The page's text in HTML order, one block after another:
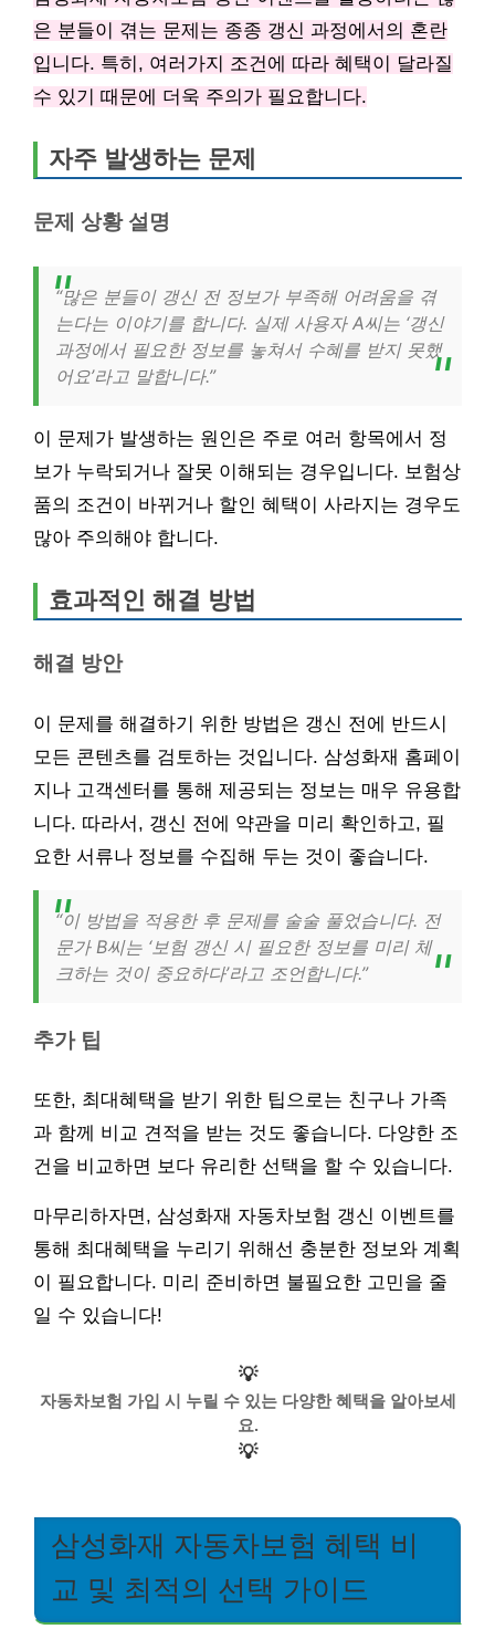
은 분들이 겪는 문제는 종종 갱신 과정에서의 혼란
입니다. 특히, 여러가지 조건에 따라 혜택이 달라질
수 있기 때문에 더욱 주의가 필요합니다.
자주 발생하는 문제
문제 상황 설명
“많은 분들이 갱신 전 정보가 부족해 어려움을 겪
는다는 이야기를 합니다. 실제 사용자 A씨는 ‘갱신
과정에서 필요한 정보를 놓쳐서 수혜를 받지 못했
어요’라고 말합니다.”
이 문제가 발생하는 원인은 주로 여러 항목에서 정
보가 누락되거나 잘못 이해되는 경우입니다. 보험상
품의 조건이 바뀌거나 할인 혜택이 사라지는 경우도
많아 주의해야 합니다.
효과적인 해결 방법
해결 방안
이 문제를 해결하기 위한 방법은 갱신 전에 반드시
모든 콘텐츠를 검토하는 것입니다. 삼성화재 홈페이
지나 고객센터를 통해 제공되는 정보는 매우 유용합
니다. 따라서, 갱신 전에 약관을 미리 확인하고, 필
요한 서류나 정보를 수집해 두는 것이 좋습니다.
“이 방법을 적용한 후 문제를 술술 풀었습니다. 전
문가 B씨는 ‘보험 갱신 시 필요한 정보를 미리 체
크하는 것이 중요하다’라고 조언합니다.”
추가 팁
또한, 최대혜택을 받기 위한 팁으로는 친구나 가족
과 함께 비교 견적을 받는 것도 좋습니다. 다양한 조
건을 비교하면 보다 유리한 선택을 할 수 있습니다.
마무리하자면, 삼성화재 자동차보험 갱신 이벤트를
통해 최대혜택을 누리기 위해선 충분한 정보와 계획
이 필요합니다. 미리 준비하면 불필요한 고민을 줄
일 수 있습니다!
💡
자동차보험 가입 시 누릴 수 있는 다양한 혜택을 알아보세
요.
💡
삼성화재 자동차보험 혜택 비
교 및 최적의 선택 가이드